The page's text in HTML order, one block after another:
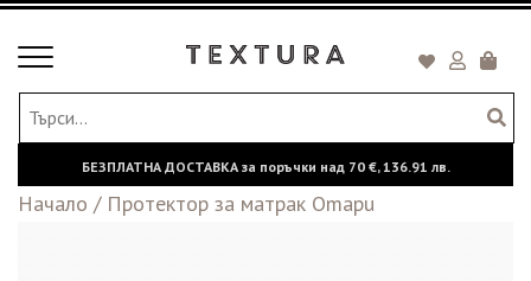
Toggle
БЕЗПЛАТНА ДОСТАВКА за поръчки над 70 €,136.91 лв.
Начало / Протектор за матрак Omapu